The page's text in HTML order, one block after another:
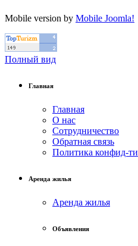
Mobile version by Mobile Joomla!
Полный вид
Главная
Главная
О нас
Сотрудничество
Обратная связь
Политика конфид-ти
Аренда жилья
Аренда жилья
Объявления